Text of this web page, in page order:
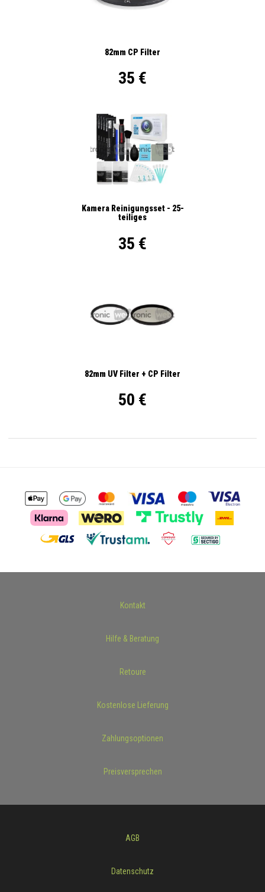
82mm CP Filter
35 €
Kamera Reinigungsset - 25-
teiliges
35 €
82mm UV Filter + CP Filter
50 €
Kontakt
Hilfe & Beratung
Retoure
Kostenlose Lieferung
Zahlungsoptionen
Preisversprechen
AGB
Datenschutz